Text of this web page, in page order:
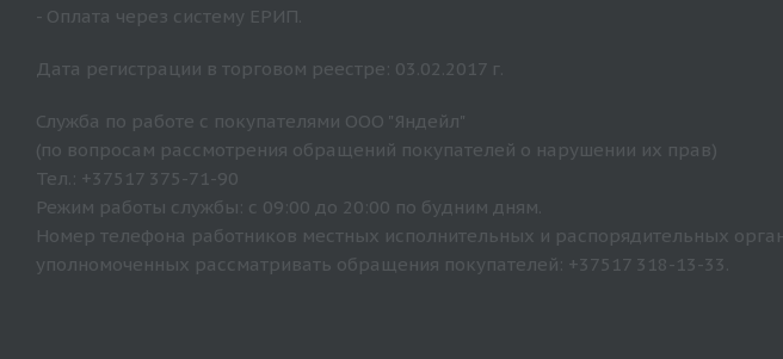
- Оплата через систему ЕРИП.
Дата регистрации в торговом реестре: 03.02.2017 г.
Служба по работе с покупателями ООО "Яндейл"
(по вопросам рассмотрения обращений покупателей о нарушении их прав)
Тел.: +37517 375-71-90
Режим работы службы: с 09:00 до 20:00 по будним дням.
Номер телефона работников местных исполнительных и распорядительных
уполномоченных рассматривать обращения покупателей: +37517 318-13-33.